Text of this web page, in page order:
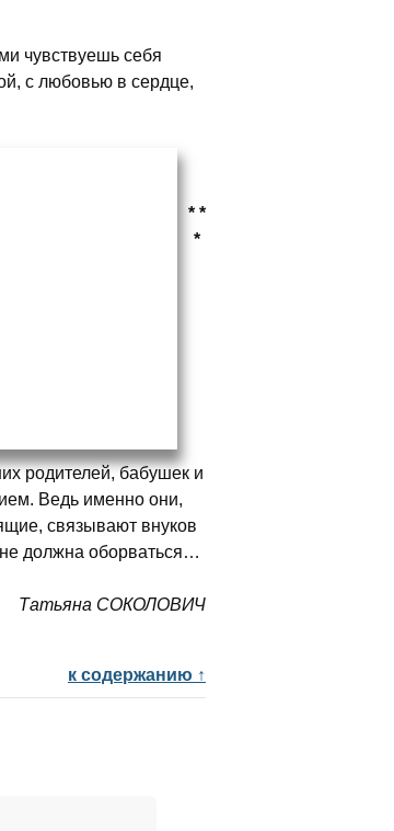
чувствуешь себя
с любовью в сердце,
* *
*
родителей, бабушек и
Ведь именно они,
связывают внуков
должна оборваться…
Татьяна СОКОЛОВИЧ
к содержанию ↑